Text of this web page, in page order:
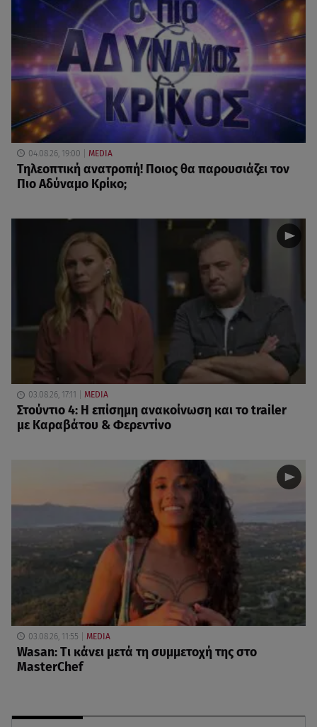
04.08.26, 19:00 MEDIA
Τηλεοπτική ανατροπή! Ποιος θα παρουσιάζει τον
Πιο Αδύναμο Κρίκο;
03.08.26, 17:11 MEDIA
Στούντιο 4: Η επίσημη ανακοίνωση και το trailer
με Καραβάτου & Φερεντίνο
03.08.26, 11:55 MEDIA
Wasan: Tι κάνει μετά τη συμμετοχή της στο
MasterChef